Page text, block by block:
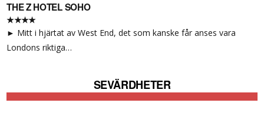
THE Z HOTEL SOHO
★★★★
► Mitt i hjärtat av West End, det som kanske får anses vara
Londons riktiga…
SEVÄRDHETER